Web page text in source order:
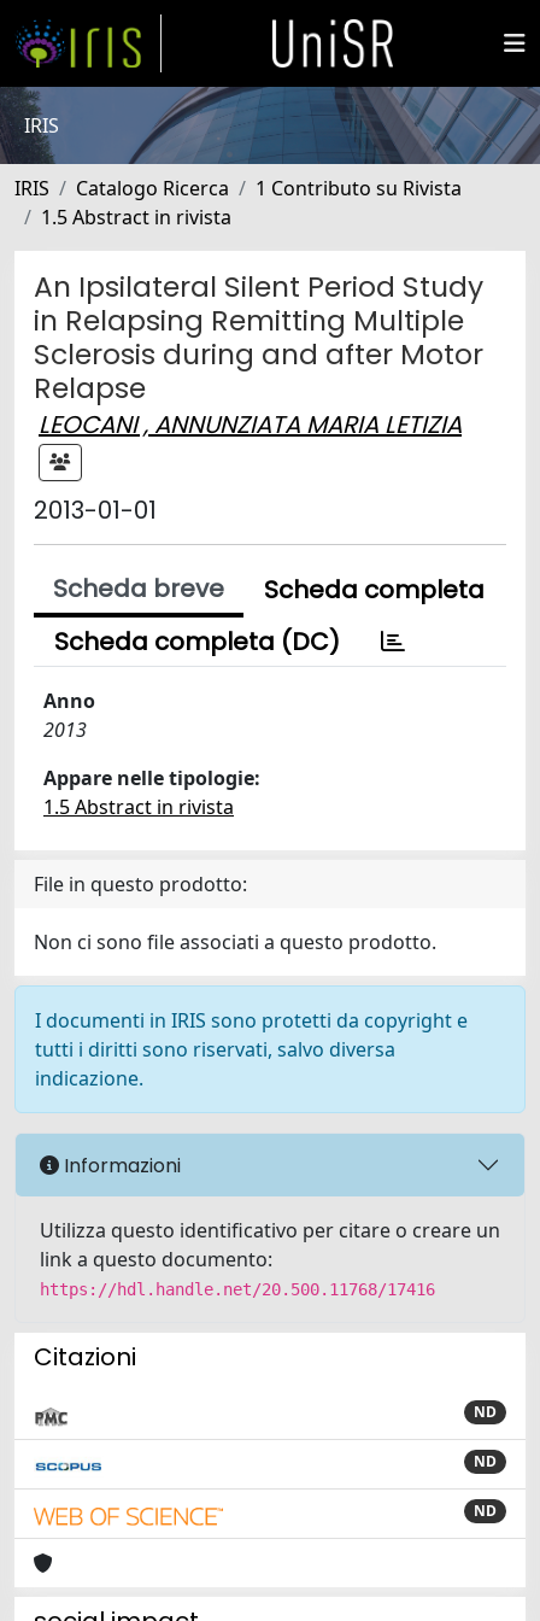
IRIS
IRIS Catalogo Ricerca
1 Contributo su Rivista
1.5 Abstract in rivista
An Ipsilateral Silent Period Study
in Relapsing Remitting Multiple
Sclerosis during and after Motor
Relapse
LEOCANI , ANNUNZIATA MARIA LETIZIA
2013-01-01
Scheda breve
Scheda completa
Scheda completa (DC)
Anno
2013
Appare nelle tipologie:
1.5 Abstract in rivista
File in questo prodotto:
Non ci sono file associati a questo prodotto.
I documenti in IRIS sono protetti da copyright e
tutti i diritti sono riservati, salvo diversa
indicazione.
Informazioni
Utilizza questo identificativo per citare o creare un
link a questo documento:
https://hdl.handle.net/20.500.11768/17416
Citazioni
ND
ND
ND